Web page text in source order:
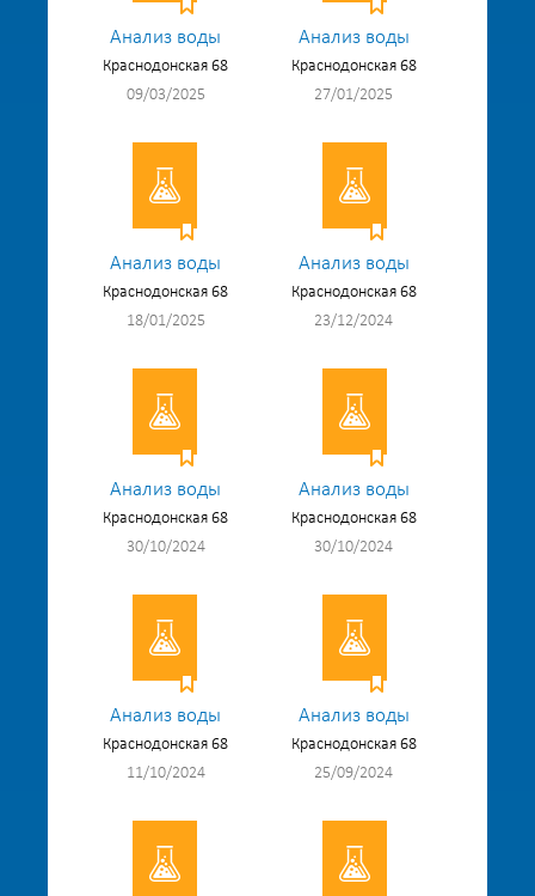
Анализ воды
Краснодонская 68
09/03/2025
Анализ воды
Краснодонская 68
27/01/2025
Анализ воды
Краснодонская 68
18/01/2025
Анализ воды
Краснодонская 68
23/12/2024
Анализ воды
Краснодонская 68
30/10/2024
Анализ воды
Краснодонская 68
30/10/2024
Анализ воды
Краснодонская 68
11/10/2024
Анализ воды
Краснодонская 68
25/09/2024